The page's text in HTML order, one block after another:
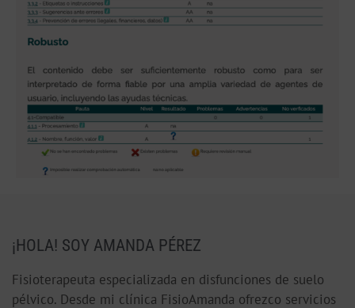
¡HOLA! SOY AMANDA PÉREZ
Fisioterapeuta especializada en disfunciones de suelo
pélvico. Desde mi clínica FisioAmanda ofrezco servicios